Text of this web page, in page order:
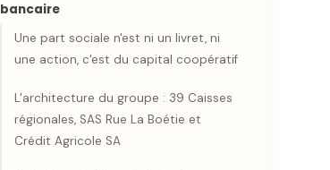
bancaire
Une part sociale n'est ni un livret, ni
une action, c'est du capital coopératif
L'architecture du groupe : 39 Caisses
régionales, SAS Rue La Boétie et
Crédit Agricole SA